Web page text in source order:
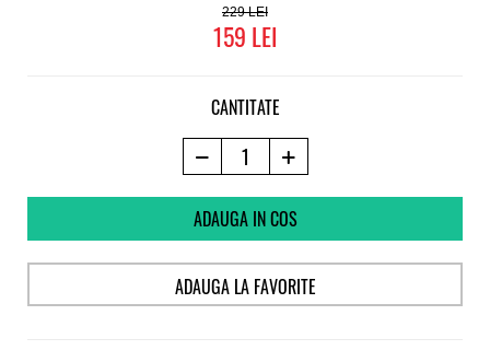
Compartiment de laptop 13-15 inch, bretele ajustabile
229
159
CANTITATE
ADAUGA IN COS
ADAUGA LA FAVORITE